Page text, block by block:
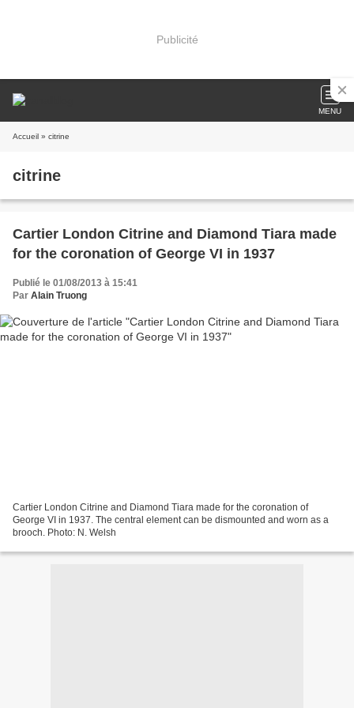
Publicité
MENU
Accueil » citrine
citrine
Cartier London Citrine and Diamond Tiara made
for the coronation of George VI in 1937
Publié le 01/08/2013 à 15:41
Par Alain Truong
Cartier London Citrine and Diamond Tiara made for the coronation of
George VI in 1937. The central element can be dismounted and worn as a
brooch. Photo: N. Welsh